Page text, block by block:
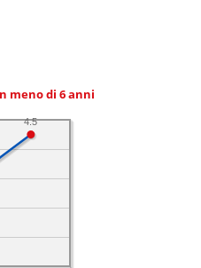
meno di 6 anni
4.5